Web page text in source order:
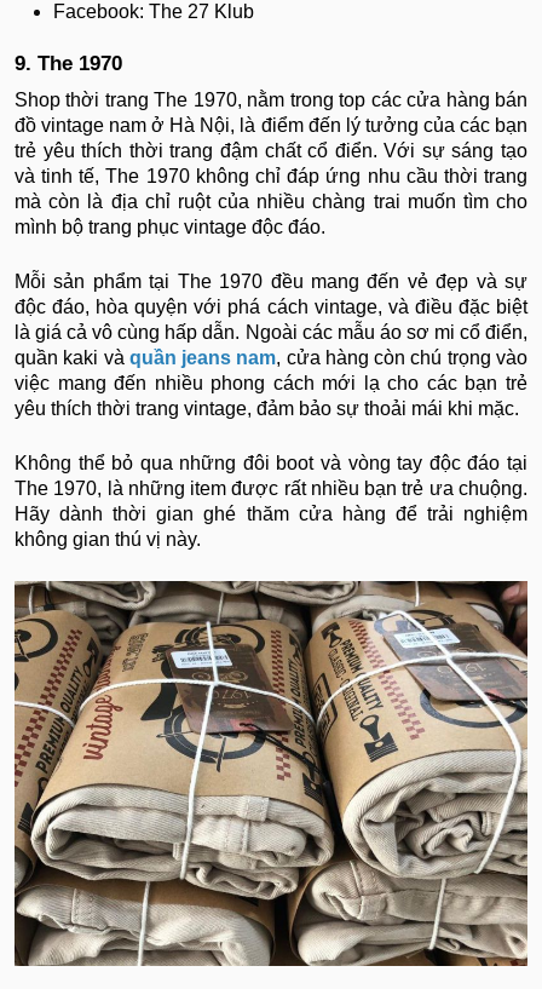
Facebook: The 27 Klub
9. The 1970
Shop thời trang The 1970, nằm trong top các cửa hàng bán
đồ vintage nam ở Hà Nội, là điểm đến lý tưởng của các bạn
trẻ yêu thích thời trang đậm chất cổ điển. Với sự sáng tạo
và tinh tế, The 1970 không chỉ đáp ứng nhu cầu thời trang
mà còn là địa chỉ ruột của nhiều chàng trai muốn tìm cho
mình bộ trang phục vintage độc đáo.
Mỗi sản phẩm tại The 1970 đều mang đến vẻ đẹp và sự
độc đáo, hòa quyện với phá cách vintage, và điều đặc biệt
là giá cả vô cùng hấp dẫn. Ngoài các mẫu áo sơ mi cổ điển,
quần kaki và quần jeans nam, cửa hàng còn chú trọng vào
việc mang đến nhiều phong cách mới lạ cho các bạn trẻ
yêu thích thời trang vintage, đảm bảo sự thoải mái khi mặc.
Không thể bỏ qua những đôi boot và vòng tay độc đáo tại
The 1970, là những item được rất nhiều bạn trẻ ưa chuộng.
Hãy dành thời gian ghé thăm cửa hàng để trải nghiệm
không gian thú vị này.